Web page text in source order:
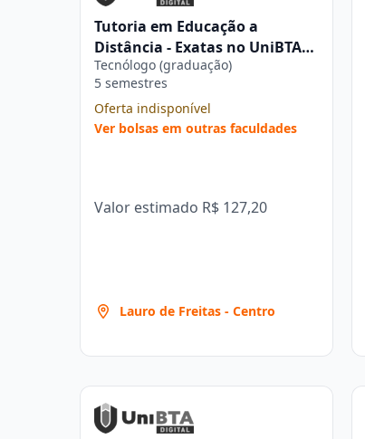
Tutoria em Educação a
Distância - Exatas no UniBTA
Digital
Tecnólogo (graduação)
5 semestres
Oferta indisponível
Ver bolsas em outras faculdades
Valor estimado R$ 127,20
Lauro de Freitas - Centro